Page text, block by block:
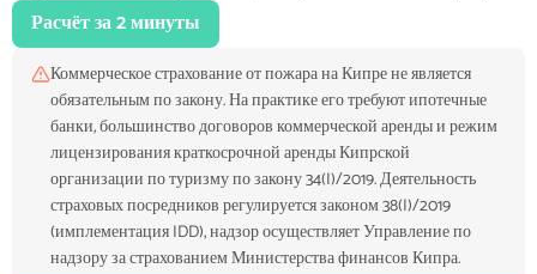
Расчёт за 2 минуты
Коммерческое страхование от пожара на Кипре не является
обязательным по закону. На практике его требуют ипотечные
банки, большинство договоров коммерческой аренды и режим
лицензирования краткосрочной аренды Кипрской
организации по туризму по закону 34(I)/2019. Деятельность
страховых посредников регулируется законом 38(I)/2019
(имплементация IDD), надзор осуществляет Управление по
надзору за страхованием Министерства финансов Кипра.